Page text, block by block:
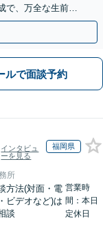
で、万全な生前対
ルで面談予約
インタビュ
ーを見る
福岡県
所
方法(対面・電
ビデオなど)は
談
営業時
間：本日
定休日